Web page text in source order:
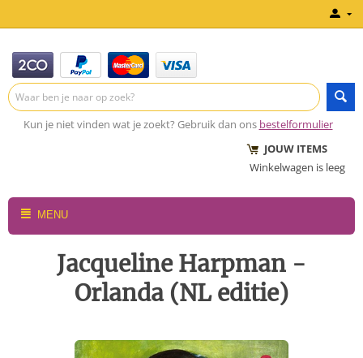
Kun je niet vinden wat je zoekt? Gebruik dan ons bestelformulier
JOUW ITEMS
Winkelwagen is leeg
MENU
Jacqueline Harpman -
Orlanda (NL editie)